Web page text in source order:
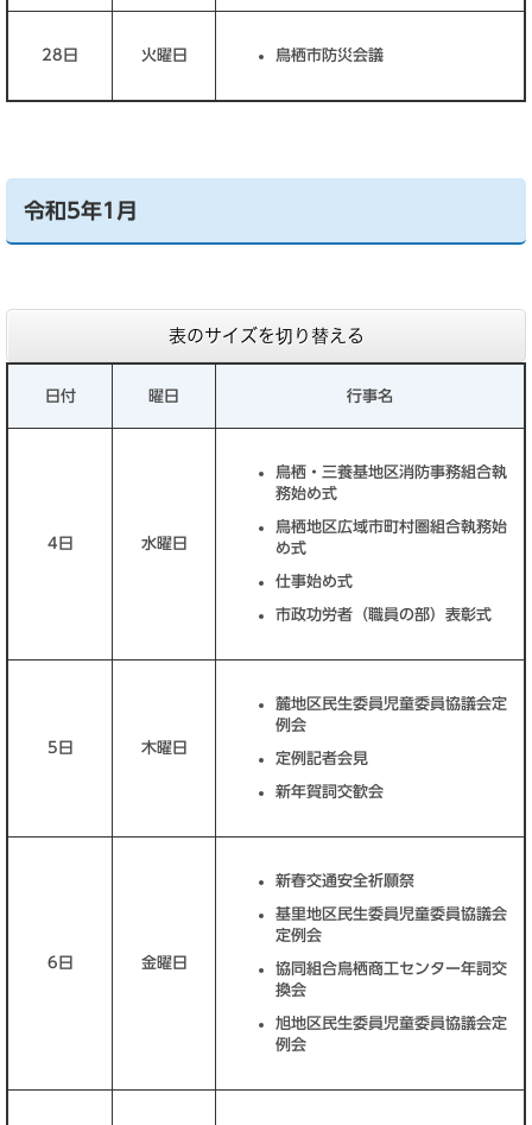
28日 火曜日 鳥栖市防災会議
令和5年1月
表のサイズを切り替える
日付 曜日 行事名
4日 水曜日
鳥栖・三養基地区消防事務組合執
務始め式
鳥栖地区広域市町村圏組合執務始
め式
仕事始め式
市政功労者（職員の部）表彰式
5日 木曜日
麓地区民生委員児童委員協議会定
例会
定例記者会見
新年賀詞交歓会
6日 金曜日
新春交通安全祈願祭
基里地区民生委員児童委員協議会
定例会
協同組合鳥栖商工センター年詞交
換会
旭地区民生委員児童委員協議会定
例会